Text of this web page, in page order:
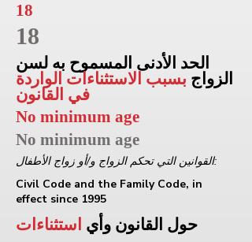
18
18
الحد الأدنى المسموح به لسن
الزواج بسبب الاستثناءات الواردة
في القانون
No minimum age
No minimum age
القوانين التي تحكم الزواج و/أو زواج الأطفال:
Civil Code and the Family Code, in
effect since 1995
حول القانون وأي استثناءات